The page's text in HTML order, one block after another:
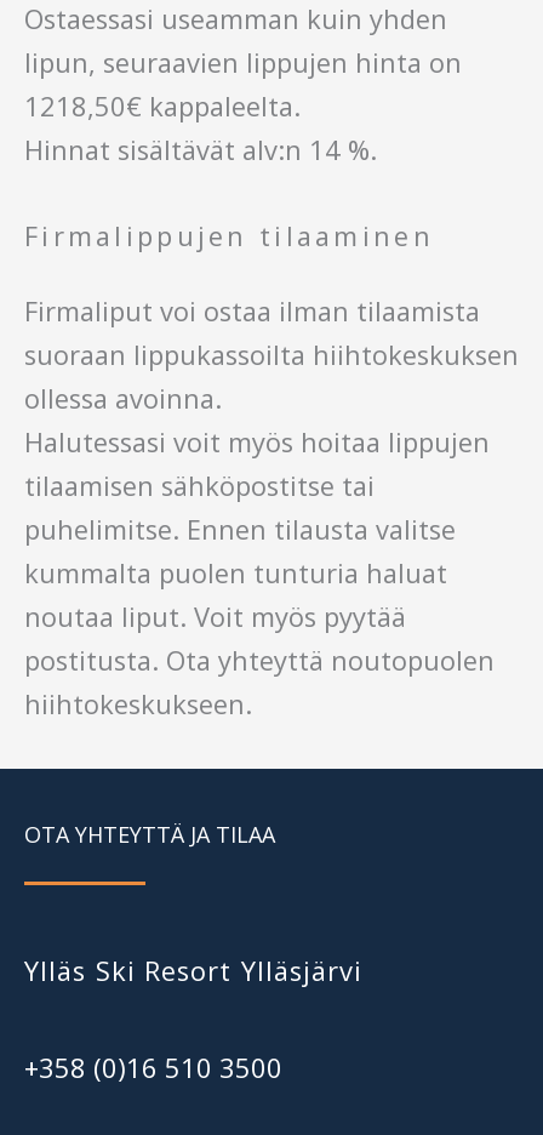
Ostaessasi useamman kuin yhden
lipun, seuraavien lippujen hinta on
1218,50€ kappaleelta.
Hinnat sisältävät alv:n 14 %.
Firmalippujen tilaaminen
Firmaliput voi ostaa ilman tilaamista
suoraan lippukassoilta hiihtokeskuksen
ollessa avoinna.
Halutessasi voit myös hoitaa lippujen
tilaamisen sähköpostitse tai
puhelimitse. Ennen tilausta valitse
kummalta puolen tunturia haluat
noutaa liput. Voit myös pyytää
postitusta. Ota yhteyttä noutopuolen
hiihtokeskukseen.
OTA YHTEYTTÄ JA TILAA
Ylläs Ski Resort Ylläsjärvi
+358 (0)16 510 3500